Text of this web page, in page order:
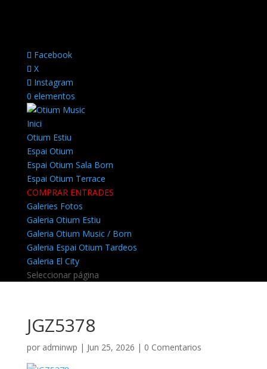
Facebook
X
Instagram
0 elementos
Inici
Otium Estiu
Espai Otium
Espai Otium Sala Born
Espai Otium Terrace
COMPRAR ENTRADES
Galeries Fotos
Galeria Otium Estiu
Galeria Otium Music / Born
Galeria Espai Otium Tardeos
Galeria El City
Seleccionar página
JGZ5378
por adminwp | Jun 25, 2026 | 0 Comentarios